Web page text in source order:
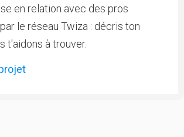
en relation avec des pros
le réseau Twiza : décris ton
t'aidons à trouver.